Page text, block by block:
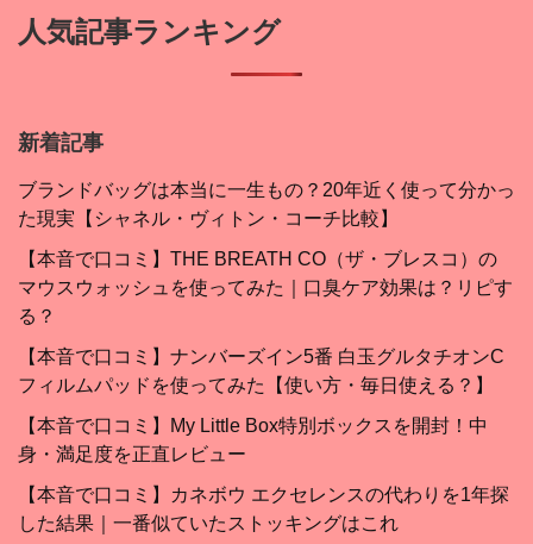
人気記事ランキング
新着記事
ブランドバッグは本当に一生もの？20年近く使って分かっ
た現実【シャネル・ヴィトン・コーチ比較】
【本音で口コミ】THE BREATH CO（ザ・ブレスコ）の
マウスウォッシュを使ってみた｜口臭ケア効果は？リピす
る？
【本音で口コミ】ナンバーズイン5番 白玉グルタチオンC
フィルムパッドを使ってみた【使い方・毎日使える？】
【本音で口コミ】My Little Box特別ボックスを開封！中
身・満足度を正直レビュー
【本音で口コミ】カネボウ エクセレンスの代わりを1年探
した結果｜一番似ていたストッキングはこれ